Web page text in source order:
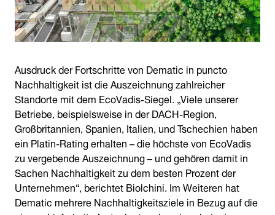
Ausdruck der Fortschritte von Dematic in puncto
Nachhaltigkeit ist die Auszeichnung zahlreicher
Standorte mit dem EcoVadis-Siegel. „Viele unserer
Betriebe, beispielsweise in der DACH-Region,
Großbritannien, Spanien, Italien, und Tschechien haben
ein Platin-Rating erhalten – die höchste von EcoVadis
zu vergebende Auszeichnung – und gehören damit in
Sachen Nachhaltigkeit zu dem besten Prozent der
Unternehmen“, berichtet Biolchini. Im Weiteren hat
Dematic mehrere Nachhaltigkeitsziele in Bezug auf die